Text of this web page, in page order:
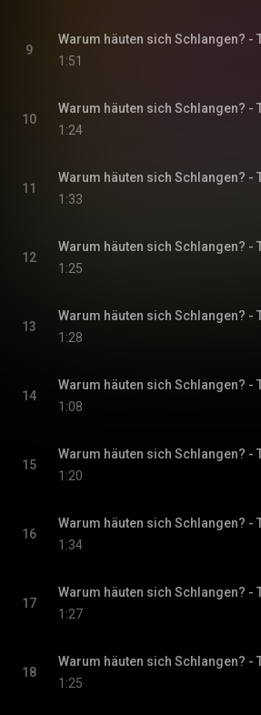
9
Warum häuten sich Schlangen? -
1:51
10
Warum häuten sich Schlangen? -
1:24
11
Warum häuten sich Schlangen? -
1:33
12
Warum häuten sich Schlangen? -
1:25
13
Warum häuten sich Schlangen? -
1:28
14
Warum häuten sich Schlangen? -
1:08
15
Warum häuten sich Schlangen? -
1:20
16
Warum häuten sich Schlangen? -
1:34
17
Warum häuten sich Schlangen? -
1:27
18
Warum häuten sich Schlangen? -
1:25